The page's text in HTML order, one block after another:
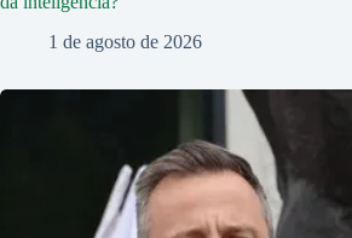
1 de agosto de 2026